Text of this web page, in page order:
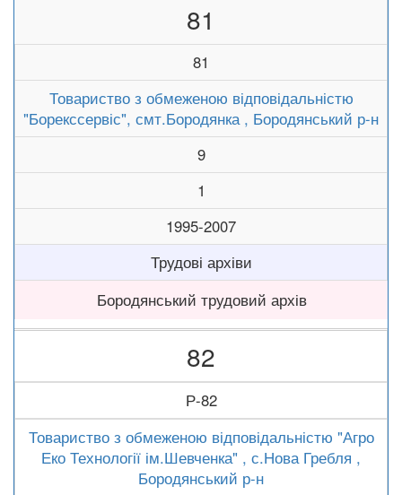
81
81
Товариство з обмеженою відповідальністю
"Борекссервіс", смт.Бородянка , Бородянський р-н
9
1
1995-2007
Трудові архіви
Бородянський трудовий архів
82
Р-82
Товариство з обмеженою відповідальністю "Агро
Еко Технології ім.Шевченка" , с.Нова Гребля ,
Бородянський р-н